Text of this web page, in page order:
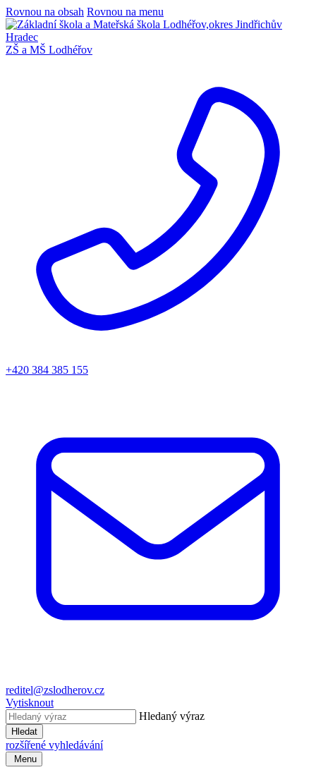
Rovnou na obsah Rovnou na menu
ZŠ a MŠ Lodhéřov
+420 384 385 155
reditel@zslodherov.cz
Vytisknout
Hledaný výraz
Hledat
rozšířené vyhledávání
Menu